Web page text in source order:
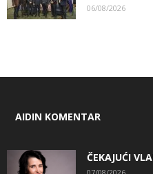
06/08/2026
AIDIN KOMENTAR
ČEKAJUĆI